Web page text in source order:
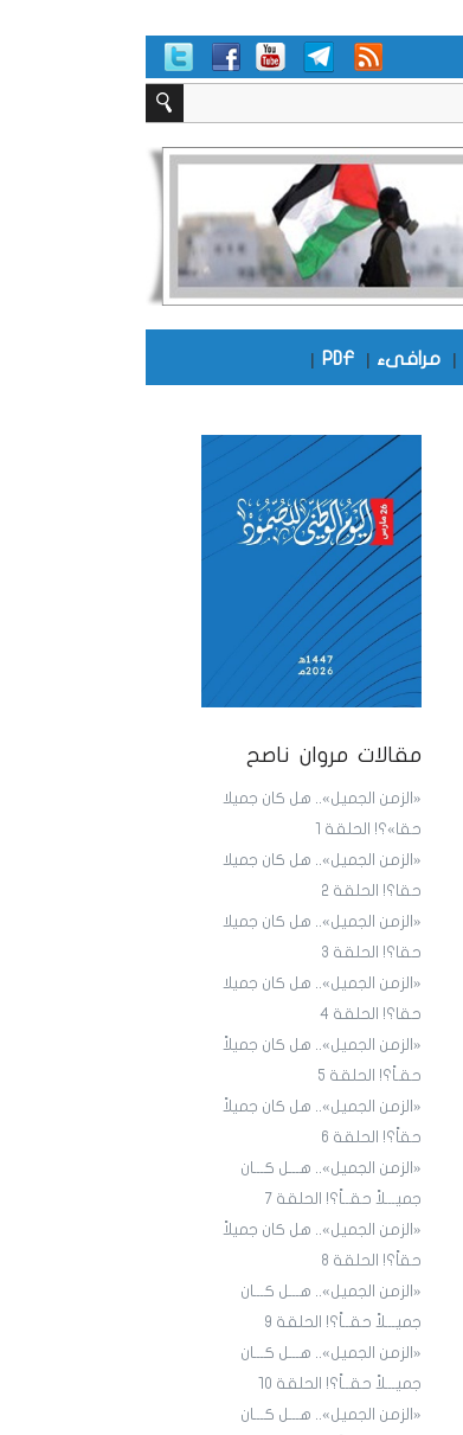
| مرافىء |
PDF
|
مقالات مروان ناصح
«الزمن الجميل».. هل كان جميلا
حقا»؟! الحلقة 1
«الزمن الجميل».. هل كان جميلا
حقا؟! الحلقة 2
«الزمن الجميل».. هل كان جميلا
حقا؟! الحلقة 3
«الزمن الجميل».. هل كان جميلا
حقا؟! الحلقة 4
«الزمن الجميل».. هل كان جميلاً
حقـاً؟! الحلقة 5
«الزمن الجميل».. هل كان جميلاً
حقاً؟! الحلقة 6
«الزمن الجميل».. هـــل كـــان
جميـــلاً حقــاً؟! الحلقة 7
«الزمن الجميل».. هل كان جميلاً
حقاً؟! الحلقة 8
«الزمن الجميل».. هـــل كـــان
جميـــلاً حقــاً؟! الحلقة 9
«الزمن الجميل».. هـــل كـــان
جميـــلاً حقــاً؟! الحلقة ١٠
«الزمن الجميل».. هـــل كـــان